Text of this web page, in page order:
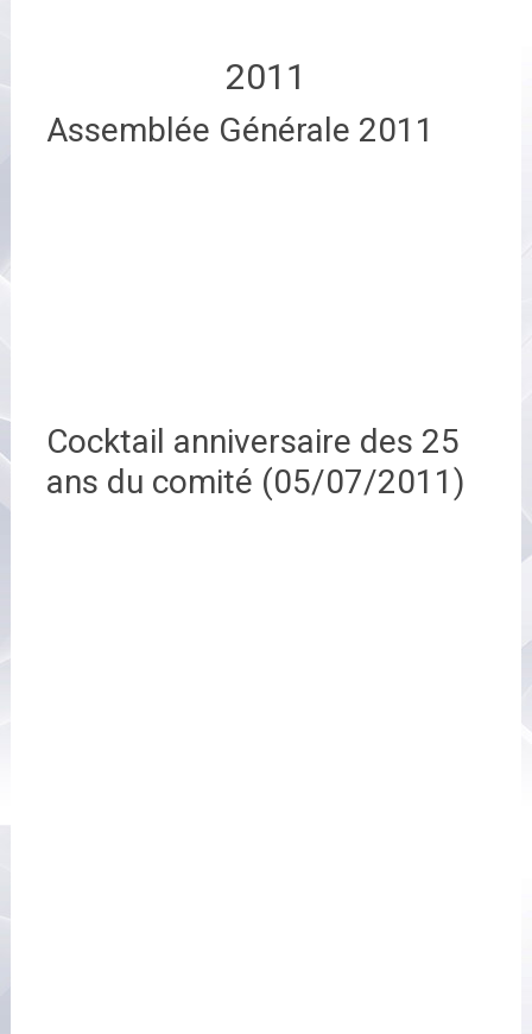
2011
Assemblée Générale 2011
Cocktail anniversaire des 25
ans du comité (05/07/2011)